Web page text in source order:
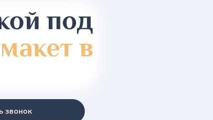
под
в
звонок